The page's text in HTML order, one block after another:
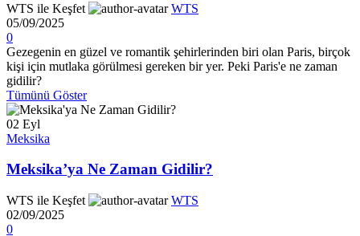
WTS ile Keşfet
WTS
05/09/2025
0
Gezegenin en güzel ve romantik şehirlerinden biri olan Paris, birçok
kişi için mutlaka görülmesi gereken bir yer. Peki Paris'e ne zaman
gidilir?
Tümünü Göster
02 Eyl
Meksika
Meksika’ya Ne Zaman Gidilir?
WTS ile Keşfet
WTS
02/09/2025
0